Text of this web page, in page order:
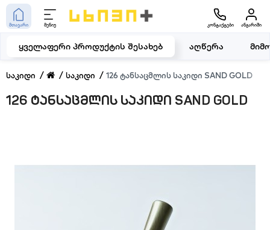
მთავარი მენიუ კონტაქტები ანგარიში
საკიდი საკიდი 126 ტანსაცმლის საკიდი SAND GOLD
126 ტანსაცმლის საკიდი SAND GOLD
ყველაფერი პროდუქტის შესახებ აღწერა